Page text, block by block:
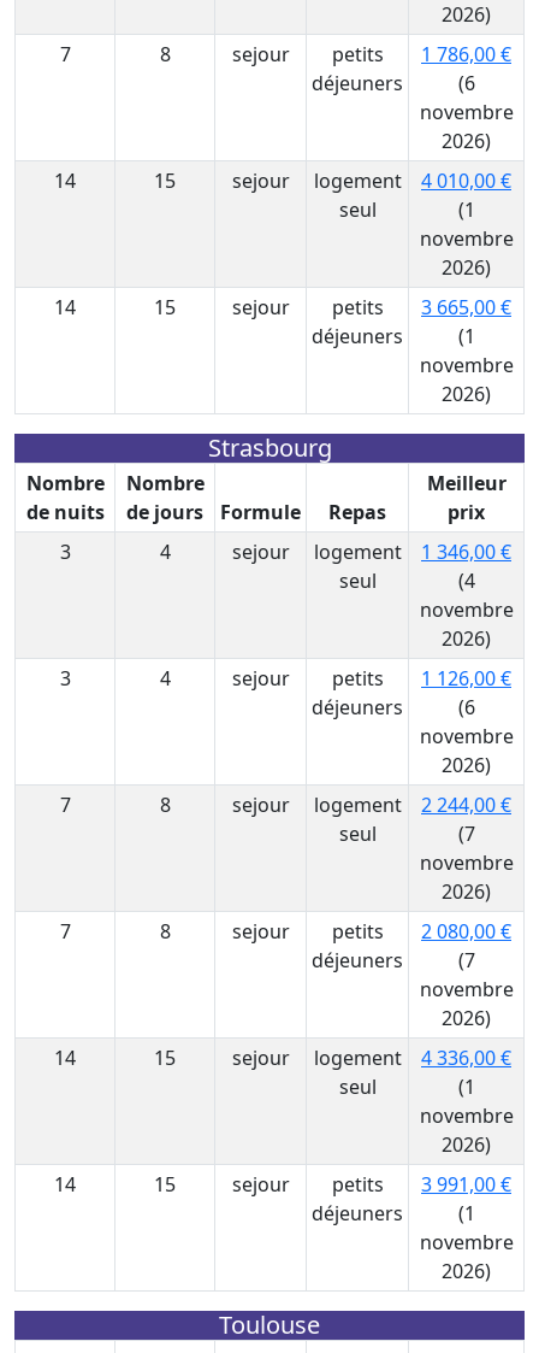
2026)
7
8 sejour
petits
déjeuners
1 786,00 €
(6
novembre
2026)
14
15 sejour
logement
seul
4 010,00 €
(1
novembre
2026)
14
15 sejour
petits
déjeuners
3 665,00 €
(1
novembre
2026)
Strasbourg
Nombre
de nuits
Nombre
de jours
Formule Repas
Meilleur
prix
3
4 sejour
logement
seul
1 346,00 €
(4
novembre
2026)
3
4 sejour
petits
déjeuners
1 126,00 €
(6
novembre
2026)
7
8 sejour
logement
seul
2 244,00 €
(7
novembre
2026)
7
8 sejour
petits
déjeuners
2 080,00 €
(7
novembre
2026)
14
15 sejour
logement
seul
4 336,00 €
(1
novembre
2026)
14
15 sejour
petits
déjeuners
3 991,00 €
(1
novembre
2026)
Toulouse